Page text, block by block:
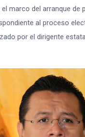
el marco del arranque de
al proceso
por el dirigente